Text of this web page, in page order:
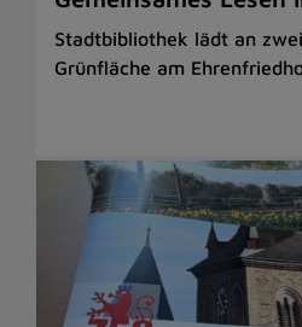
Stadtbibliothek lädt an
Grünfläche am